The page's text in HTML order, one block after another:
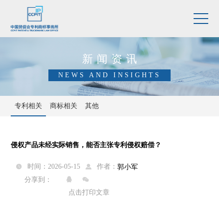
新闻资讯
NEWS AND INSIGHTS
专利相关 商标相关 其他
侵权产品未经实际销售，能否主张专利侵权赔偿？
 时间：2026-05-15  作者：郭小军
分享到：
 
点击打印文章